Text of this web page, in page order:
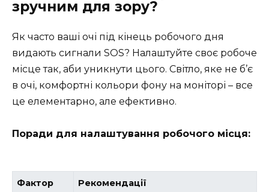
зручним для зору?
Як часто ваші очі під кінець робочого дня
видають сигнали SOS? Налаштуйте своє робоче
місце так, аби уникнути цього. Світло, яке не б’є
в очі, комфортні кольори фону на моніторі – все
це елементарно, але ефективно.
Поради для налаштування робочого місця:
Фактор Рекомендації